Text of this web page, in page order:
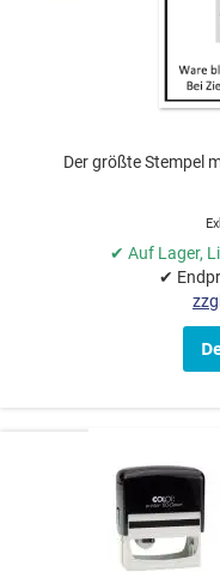
Der größte Stempel
✔ Auf Lager,
✔
COLOP